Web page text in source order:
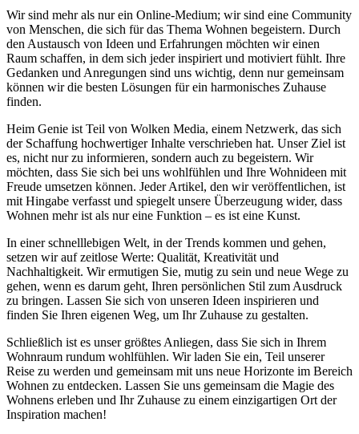
Wir sind mehr als nur ein Online-Medium; wir sind eine Community
von Menschen, die sich für das Thema Wohnen begeistern. Durch
den Austausch von Ideen und Erfahrungen möchten wir einen
Raum schaffen, in dem sich jeder inspiriert und motiviert fühlt. Ihre
Gedanken und Anregungen sind uns wichtig, denn nur gemeinsam
können wir die besten Lösungen für ein harmonisches Zuhause
finden.
Heim Genie ist Teil von Wolken Media, einem Netzwerk, das sich
der Schaffung hochwertiger Inhalte verschrieben hat. Unser Ziel ist
es, nicht nur zu informieren, sondern auch zu begeistern. Wir
möchten, dass Sie sich bei uns wohlfühlen und Ihre Wohnideen mit
Freude umsetzen können. Jeder Artikel, den wir veröffentlichen, ist
mit Hingabe verfasst und spiegelt unsere Überzeugung wider, dass
Wohnen mehr ist als nur eine Funktion – es ist eine Kunst.
In einer schnelllebigen Welt, in der Trends kommen und gehen,
setzen wir auf zeitlose Werte: Qualität, Kreativität und
Nachhaltigkeit. Wir ermutigen Sie, mutig zu sein und neue Wege zu
gehen, wenn es darum geht, Ihren persönlichen Stil zum Ausdruck
zu bringen. Lassen Sie sich von unseren Ideen inspirieren und
finden Sie Ihren eigenen Weg, um Ihr Zuhause zu gestalten.
Schließlich ist es unser größtes Anliegen, dass Sie sich in Ihrem
Wohnraum rundum wohlfühlen. Wir laden Sie ein, Teil unserer
Reise zu werden und gemeinsam mit uns neue Horizonte im Bereich
Wohnen zu entdecken. Lassen Sie uns gemeinsam die Magie des
Wohnens erleben und Ihr Zuhause zu einem einzigartigen Ort der
Inspiration machen!